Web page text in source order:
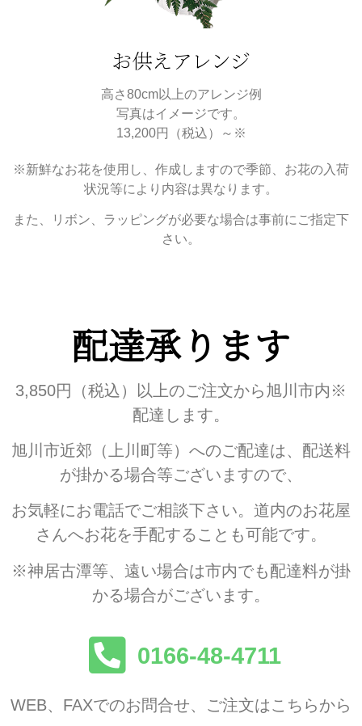
お供えアレンジ
高さ80cm以上のアレンジ例
写真はイメージです。
13,200円（税込）～※
※新鮮なお花を使用し、作成しますので季節、お花の入荷
状況等により内容は異なります。
また、
リボン、ラッピングが必要な場合は事前にご指定下
さい。
配達承ります
3,850円（税込）以上のご注文から旭川市内※
配達します。
旭川市近郊（上川町等）へのご配達は、配送料
が掛かる場合等ございますので、
お気軽にお電話でご相談下さい。道内のお花屋
さんへお花を手配することも可能です。
※神居古潭等、遠い場合は市内でも配達料が掛
かる場合がございます。
0166-48-4711
WEB、FAXでのお問合せ、ご注文はこちらから